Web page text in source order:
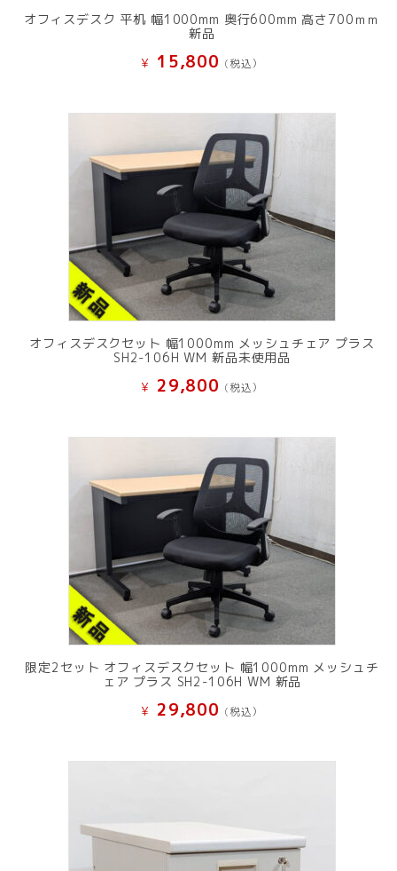
オフィスデスク 平机 幅1000mm 奥行600mm 高さ700ｍｍ
新品
¥ 15,800 (税込）
オフィスデスクセット 幅1000mm メッシュチェア プラス
SH2-106H WM 新品未使用品
¥ 29,800 (税込）
限定2セット オフィスデスクセット 幅1000mm メッシュチ
ェア プラス SH2-106H WM 新品
¥ 29,800 (税込）